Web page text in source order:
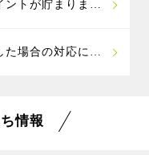
ントが貯まりま
た場合の対応につ
情報